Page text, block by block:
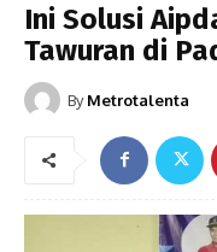
Ini Solusi
Tawuran di
By Metrotalenta